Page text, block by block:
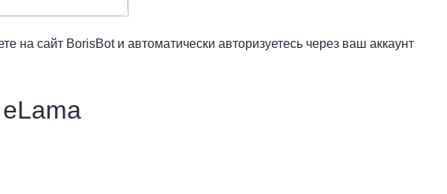
на сайт BorisBot и автоматически авторизуетесь через ваш аккаунт